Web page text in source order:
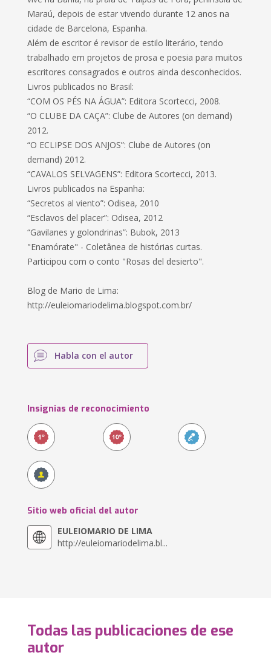
Maraú, depois de estar vivendo durante 12 anos na
cidade de Barcelona, Espanha.
Além de escritor é revisor de estilo literário, tendo
trabalhado em projetos de prosa e poesia para muitos
escritores consagrados e outros ainda desconhecidos.
Livros publicados no Brasil:
“COM OS PÉS NA ÁGUA”: Editora Scortecci, 2008.
“O CLUBE DA CAÇA”: Clube de Autores (on demand)
2012.
“O ECLIPSE DOS ANJOS”: Clube de Autores (on
demand) 2012.
“CAVALOS SELVAGENS”: Editora Scortecci, 2013.
Livros publicados na Espanha:
“Secretos al viento”: Odisea, 2010
“Esclavos del placer”: Odisea, 2012
“Gavilanes y golondrinas”: Bubok, 2013
"Enamórate" - Coletânea de histórias curtas.
Participou com o conto "Rosas del desierto".
Blog de Mario de Lima:
http://euleiomariodelima.blogspot.com.br/
Habla con el autor
Insignias de reconocimiento
Sitio web oficial del autor
EULEIOMARIO DE LIMA
http://euleiomariodelima.bl...
Todas las publicaciones de ese
autor